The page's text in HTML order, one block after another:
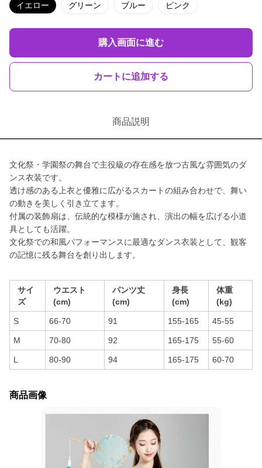
イエロー グリーン ブルー ピンク
購入画面に進む
カートに追加する
商品説明
文化祭・学園祭の舞台で主役級の存在感を放つ古風な雰囲気のダ
ンス衣装です。
透け感のある上衣と優雅に広がるスカートの組み合わせで、舞い
の動きを美しく引き立てます。
付属の装飾扇は、伝統的な模様が施され、演出の幅を広げる小道
具としても活躍。
文化祭での和風パフォーマンスに最適なダンス衣装として、観客
の記憶に残る舞台を創り出します。
サイ
ズ
ウエスト
(cm)
パンツ丈
(cm)
身長
(cm)
体重
(kg)
S 66-70 91 155-165 45-55
M 70-80 92 165-175 55-60
L 80-90 94 165-175 60-70
商品画像